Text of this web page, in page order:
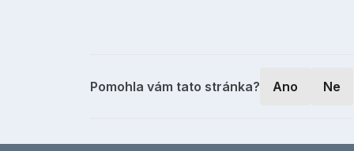
Pomohla vám tato stránka? Ano Ne